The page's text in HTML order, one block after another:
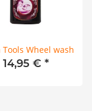
Tools Wheel wash
14,95 € *